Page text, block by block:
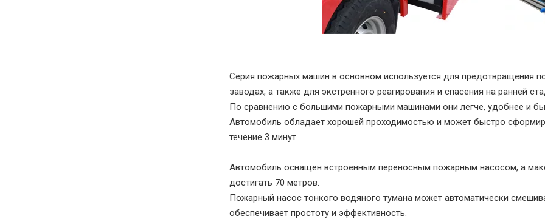
Серия пожарных машин в основном используется для предотвращения
заводах, а также для экстренного реагирования и спасения на ранней
По сравнению с большими пожарными машинами они легче, удобнее и
Автомобиль обладает хорошей проходимостью и может быстро
течение 3 минут.
Автомобиль оснащен встроенным переносным пожарным насосом, а
достигать 70 метров.
Пожарный насос тонкого водяного тумана может автоматически
обеспечивает простоту и эффективность.